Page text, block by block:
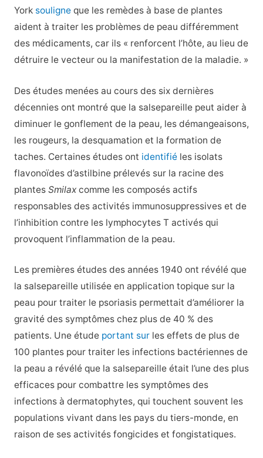
York souligneque les remèdes à base de plantes
aident à traiter les problèmes de peau différemment
des médicaments, car ils « renforcent l’hôte, au lieu de
détruire le vecteur ou la manifestation de la maladie. »
Des études menées au cours des six dernières
décennies ont montré que la salsepareille peut aider à
diminuer le gonflement de la peau, les démangeaisons,
les rougeurs, la desquamation et la formation de
taches. Certaines études ont identifiéles isolats
flavonoïdes d’astilbine prélevés sur la racine des
plantes Smilaxcomme les composés actifs
responsables des activités immunosuppressives et de
l’inhibition contre les lymphocytes T activés qui
provoquent l’inflammation de la peau.
Les premières études des années 1940 ont révélé que
la salsepareille utilisée en application topique sur la
peau pour traiter le psoriasis permettait d’améliorer la
gravité des symptômes chez plus de 40 % des
patients. Une étude portant surles effets de plus de
100 plantes pour traiter les infections bactériennes de
la peau a révélé que la salsepareille était l’une des plus
efficaces pour combattre les symptômes des
infections à dermatophytes, qui touchent souvent les
populations vivant dans les pays du tiers-monde, en
raison de ses activités fongicides et fongistatiques.